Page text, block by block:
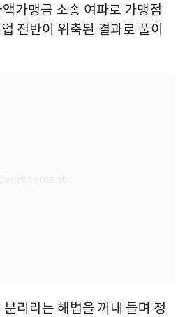
가맹금 소송 여파로 가맹점
전반이 위축된 결과로 풀이
리라는 해법을 꺼내 들며 정